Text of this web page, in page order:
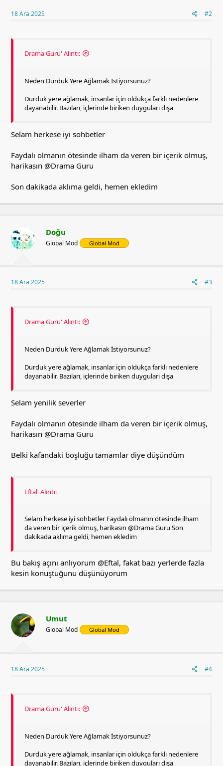
18 Ara 2025 #2
Drama Guru' Alıntı:
Neden Durduk Yere Ağlamak İstiyorsunuz?
Durduk yere ağlamak, insanlar için oldukça farklı nedenlere
dayanabilir. Bazıları, içlerinde biriken duyguları dışa
Selam herkese iyi sohbetler
Faydalı olmanın ötesinde ilham da veren bir içerik olmuş,
harikasın @Drama Guru
Son dakikada aklıma geldi, hemen ekledim
Doğu
Global Mod Global Mod
18 Ara 2025 #3
Drama Guru' Alıntı:
Neden Durduk Yere Ağlamak İstiyorsunuz?
Durduk yere ağlamak, insanlar için oldukça farklı nedenlere
dayanabilir. Bazıları, içlerinde biriken duyguları dışa
Selam yenilik severler
Faydalı olmanın ötesinde ilham da veren bir içerik olmuş,
harikasın @Drama Guru
Belki kafandaki boşluğu tamamlar diye düşündüm
Eftal' Alıntı:
Selam herkese iyi sohbetler Faydalı olmanın ötesinde ilham
da veren bir içerik olmuş, harikasın @Drama Guru Son
dakikada aklıma geldi, hemen ekledim
Bu bakış açını anlıyorum @Eftal, fakat bazı yerlerde fazla
kesin konuştuğunu düşünüyorum
Umut
Global Mod Global Mod
18 Ara 2025 #4
Drama Guru' Alıntı:
Neden Durduk Yere Ağlamak İstiyorsunuz?
Durduk yere ağlamak, insanlar için oldukça farklı nedenlere
dayanabilir. Bazıları, içlerinde biriken duyguları dışa